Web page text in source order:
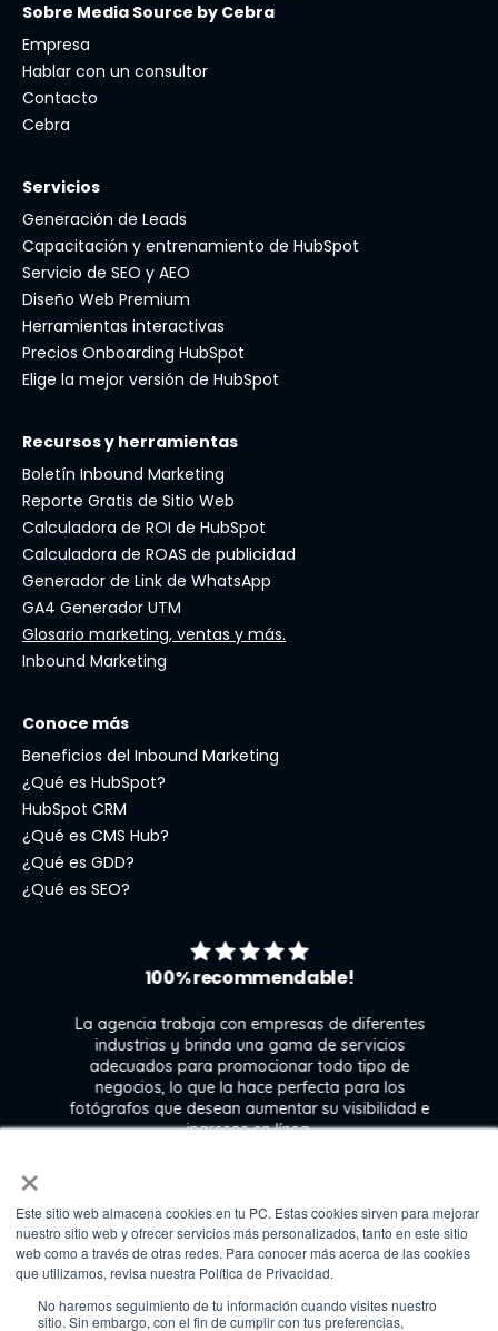
×
Este sitio web almacena cookies en tu PC. Estas cookies sirven para mejorar
nuestro sitio web y ofrecer servicios más personalizados, tanto en este sitio
web como a través de otras redes. Para conocer más acerca de las cookies
que utilizamos, revisa nuestra Política de Privacidad.
No haremos seguimiento de tu información cuando visites nuestro
sitio. Sin embargo, con el fin de cumplir con tus preferencias,
Sobre Media Source by Cebra
Empresa
Hablar con un consultor
Contacto
Cebra
Servicios
Generación de Leads
Capacitación y entrenamiento de HubSpot
Servicio de SEO y AEO
Diseño Web Premium
Herramientas interactivas
Precios Onboarding HubSpot
Elige la mejor versión de HubSpot
Recursos y herramientas
Boletín Inbound Marketing
Reporte Gratis de Sitio Web
Calculadora de ROI de HubSpot
Calculadora de ROAS de publicidad
Generador de Link de WhatsApp
GA4 Generador UTM
Glosario marketing, ventas y más.
Inbound Marketing
Conoce más
Beneficios del Inbound Marketing
¿Qué es HubSpot?
HubSpot CRM
¿Qué es CMS Hub?
¿Qué es GDD?
¿Qué es SEO?
100% recommendable!
La agencia trabaja con empresas de diferentes
industrias y brinda una gama de servicios
adecuados para promocionar todo tipo de
negocios, lo que la hace perfecta para los
fotógrafos que desean aumentar su visibilidad e
ingresos en línea.
Kate Gross
Marketing & graphic design assistant at
Fixthephoto